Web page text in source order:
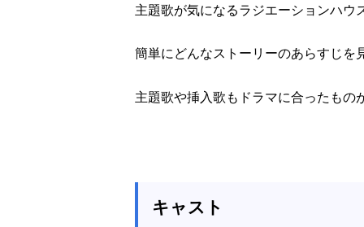
主題歌が気になるラジエーションハ
簡単にどんなストーリーのあらすじを
主題歌や挿入歌もドラマに合ったも
キャスト